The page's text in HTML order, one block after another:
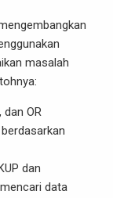
masalah
dan OR
dan
data